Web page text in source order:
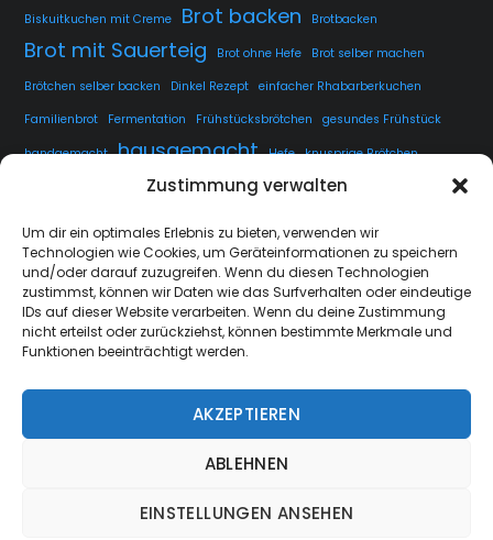
Zustimmung verwalten
Um dir ein optimales Erlebnis zu bieten, verwenden wir
Technologien wie Cookies, um Geräteinformationen zu speichern
und/oder darauf zuzugreifen. Wenn du diesen Technologien
zustimmst, können wir Daten wie das Surfverhalten oder eindeutige
IDs auf dieser Website verarbeiten. Wenn du deine Zustimmung
nicht erteilst oder zurückziehst, können bestimmte Merkmale und
Funktionen beeinträchtigt werden.
AKZEPTIEREN
ABLEHNEN
EINSTELLUNGEN ANSEHEN
Biskuitkuchen mit Creme Brot backen Brotbacken
Brot mit Sauerteig Brot ohne Hefe
Brot selber machen
Brötchen selber backen
Dinkel Rezept
einfacher Rhabarberkuchen
Familienbrot
Fermentation Frühstücksbrötchen gesundes Frühstück
handgemacht hausgemacht Hefe knusprige Brötchen
kuchen lange Teigführung Langzeitführung
Sauerteig fermentieren Sauerteig Rezept selbstgemacht Sesam
Weissbrot
Übernachtgare
Top